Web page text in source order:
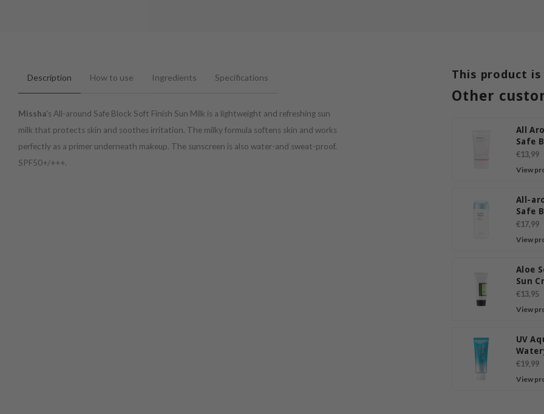
Description How to use Ingredients Specifications
Missha's All-around Safe Block Soft Finish Sun Milk is a lightweight and refreshing sun
milk that protects skin and soothes irritation. The milky formula softens skin and works
perfectly as a primer underneath makeup. The sunscreen is also water-and sweat-proof.
SPF50+/+++.
This product
Other
All
Safe
SPF
€13,99
View
All-
Safe
Sun
€17,99
View
Aloe
Sun
€13,95
View
UV
€19,99
View